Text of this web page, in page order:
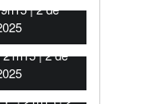
| 2 de
STORY
| 2 de